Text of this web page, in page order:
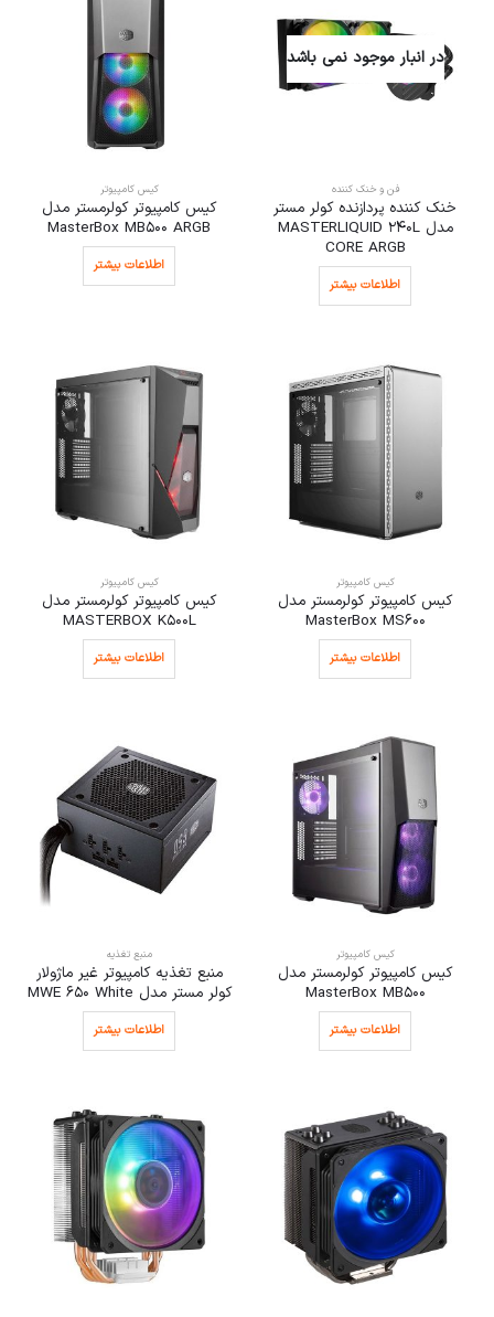
در انبار موجود نمی باشد
فن و خنک کننده
خنک کننده پردازنده کولر مستر
مدل MASTERLIQUID 240L
CORE ARGB
اطلاعات بیشتر
کیس کامپیوتر
کیس کامپیوتر کولرمستر مدل
MasterBox MB500 ARGB
اطلاعات بیشتر
کیس کامپیوتر
کیس کامپیوتر کولرمستر مدل
MasterBox MS600
اطلاعات بیشتر
کیس کامپیوتر
کیس کامپیوتر کولرمستر مدل
MASTERBOX K500L
اطلاعات بیشتر
کیس کامپیوتر
کیس کامپیوتر کولرمستر مدل
MasterBox MB500
اطلاعات بیشتر
منبع تغذیه
منبع تغذیه کامپیوتر غیر ماژولار
کولر مستر مدل MWE 650 White
اطلاعات بیشتر